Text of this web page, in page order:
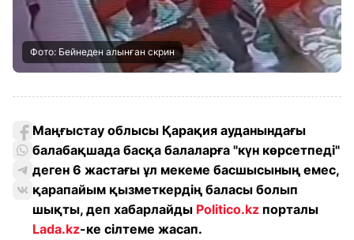
Фото: Бейнеден алынған скрин
Маңғыстау облысы Қарақия ауданындағы
балабақшада басқа балаларға "күн көрсетпеді"
деген 6 жастағы ұл мекеме басшысының емес,
қарапайым қызметкердің баласы болып
шықты, деп хабарлайды Politico.kz порталы
Lada.kz-ке сілтеме жасап.